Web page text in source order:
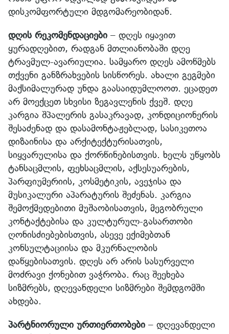
დისკომფორტული მდგომარეობიდან.
დღის რეკომენდაციები – დღეს იყავით
ყურადღებით, რადგან მთლიანობაში დღე
ტრავმულ-ავარიულია. სამყარო დღეს ამოწმებს
თქვენი განზრახვების სისწორეს. ახალი გეგმები
მაქსიმალურად უნდა გაასაიდუმლოოთ. ეცადეთ
არ მოექცეთ სხვისი ზეგავლენის ქვეშ. დღე
კარგია შპალერის გასაკრავად, კონდიციონერის
შესაძენად და დასამონტაჟებლად, სასიკეთოა
დიზაინისა და არქიტექტურისათვის,
სიყვარულისა და ქორწინებისთვის. ხელს უწყობს
ტანსაცმლის, ფეხსაცმლის, აქსესუარების,
პარფიუმერიის, კოსმეტიკის, ავეჯისა და
მუსიკალური აპარატურის შეძენას. კარგია
შემოქმედებითი მუშაობისათვის, მეგობრული
კონტაქტებისა და კულტურულ-გასართობი
ღონისძიებებისთვის, ასევე ექიმებთან
კონსულტაციისა და მკურნალობის
დაწყებისათვის. დღეს არ არის სასურველი
მოძრავი ქონებით ვაჭრობა. რაც შეეხება
სიზმრებს, დღევანდელი სიზმრები შემდგომში
ახდება.
პარტნიორული ურთიერთობები – დღევანდელი